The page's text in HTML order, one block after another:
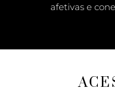
afetivas e